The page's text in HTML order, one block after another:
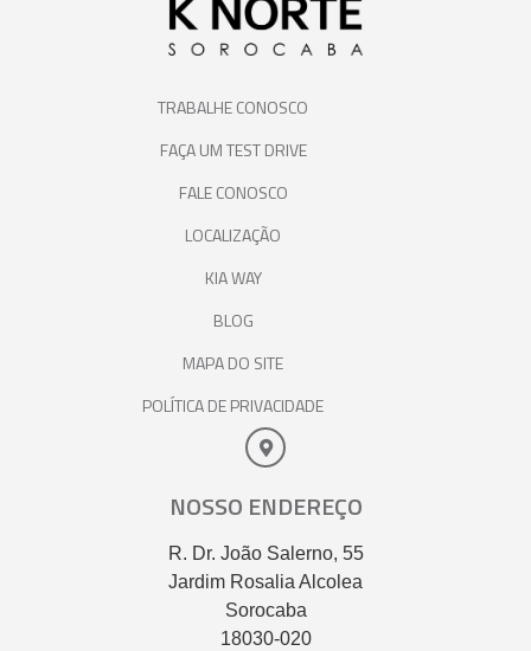
TRABALHE CONOSCO
FAÇA UM TEST DRIVE
FALE CONOSCO
LOCALIZAÇÃO
KIA WAY
BLOG
MAPA DO SITE
POLÍTICA DE PRIVACIDADE
NOSSO ENDEREÇO
R. Dr. João Salerno, 55
Jardim Rosalia Alcolea
Sorocaba
18030-020